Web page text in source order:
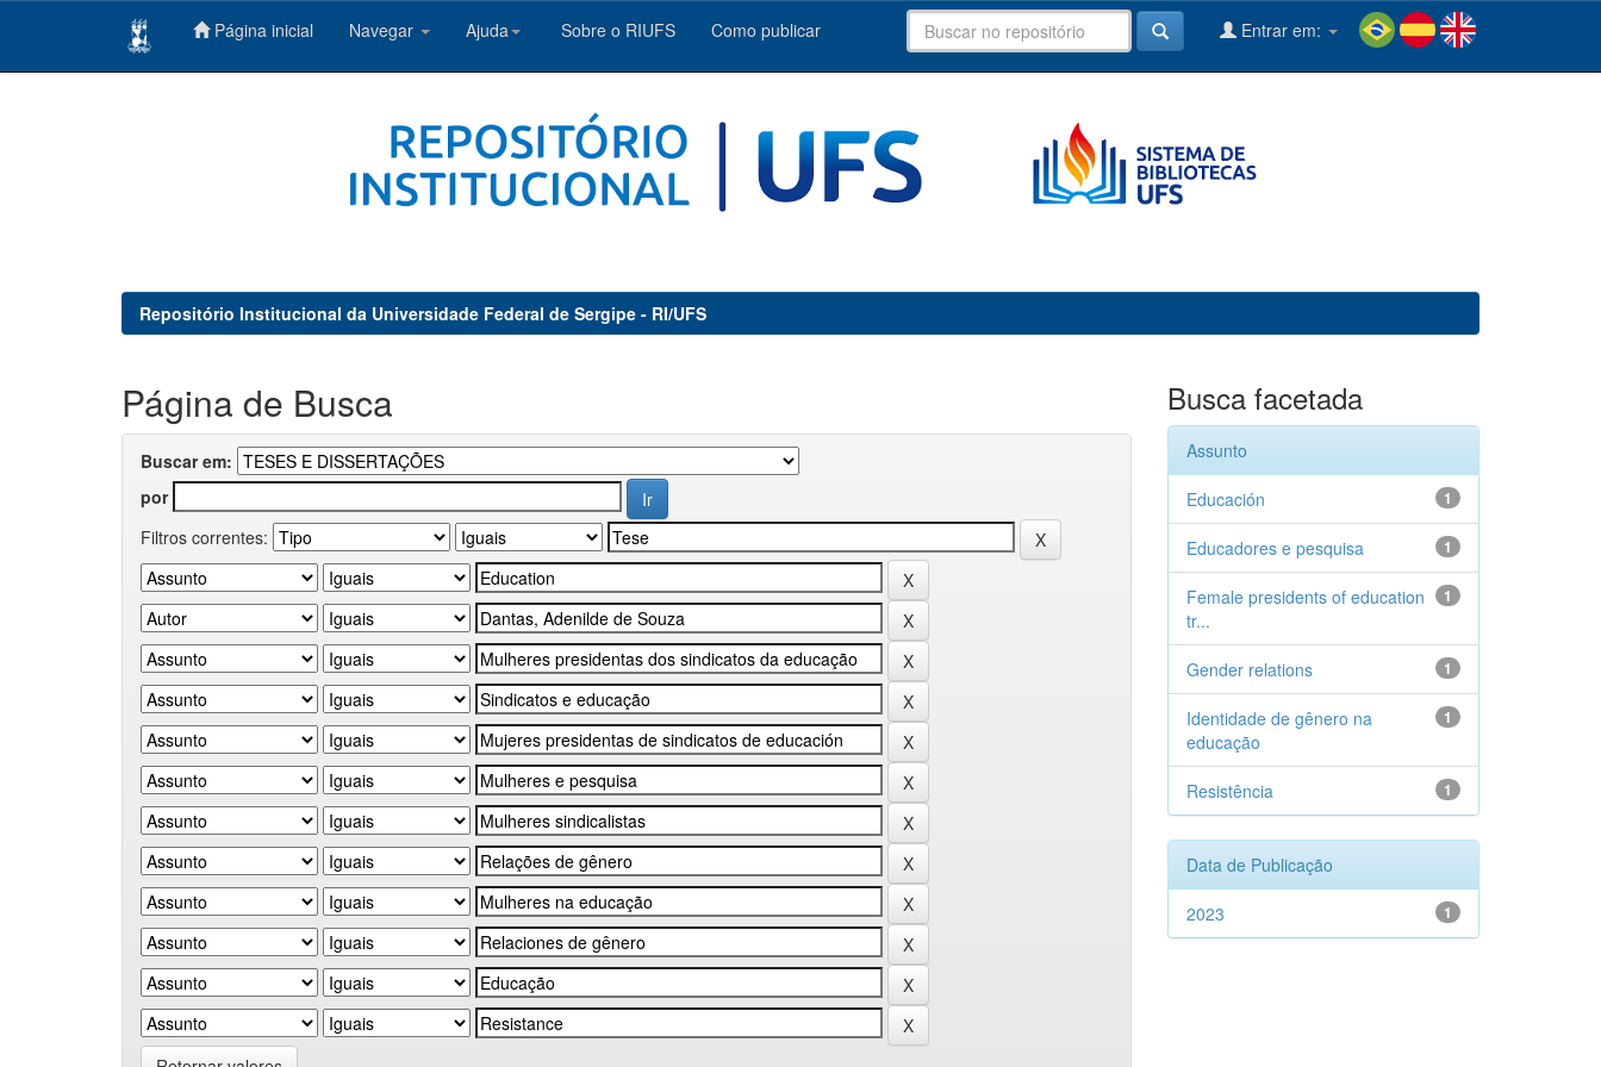
Página inicial Navegar Ajuda Sobre o RIUFS Como publicar Entrar em:
Repositório Institucional da Universidade Federal de Sergipe - RI/UFS
Página de Busca
Buscar em:
por
Filtros correntes:
Busca facetada
Assunto
1
Educación
1
Educadores e pesquisa
1
Female presidents of education
tr...
1
Gender relations
1
Identidade de gênero na
educação
1
Resistência
Data de Publicação
1
2023